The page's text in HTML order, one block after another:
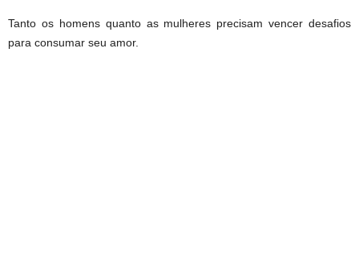
Tanto os homens quanto as mulheres precisam vencer desafios
para consumar seu amor.